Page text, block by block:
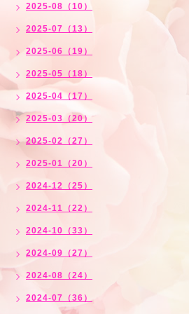
2025-08（10）
2025-07（13）
2025-06（19）
2025-05（18）
2025-04（17）
2025-03（20）
2025-02（27）
2025-01（20）
2024-12（25）
2024-11（22）
2024-10（33）
2024-09（27）
2024-08（24）
2024-07（36）